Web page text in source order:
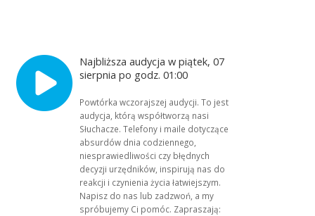
Najbliższa audycja w piątek, 07
sierpnia po godz. 01:00
Powtórka wczorajszej audycji. To jest
audycja, którą współtworzą nasi
Słuchacze. Telefony i maile dotyczące
absurdów dnia codziennego,
niesprawiedliwości czy błędnych
decyzji urzędników, inspirują nas do
reakcji i czynienia życia łatwiejszym.
Napisz do nas lub zadzwoń, a my
spróbujemy Ci pomóc. Zapraszają: